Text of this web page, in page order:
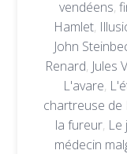
vendéens,
Hamlet,
John
Renard, Jules
L'avare,
chartreuse de
la fureur, Le
médecin